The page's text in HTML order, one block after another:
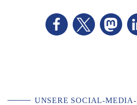
UNSERE SOCIAL-